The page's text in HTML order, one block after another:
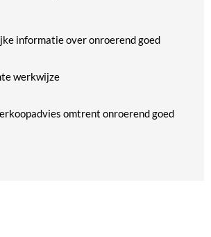
informatie over onroerend goed
werkwijze
omtrent onroerend goed